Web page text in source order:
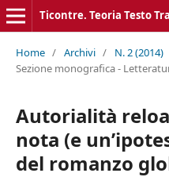
Ticontre. Teoria Testo
Home / Archivi / N. 2 (2014)
Sezione monografica -
Autorialità
nota (e
del romanzo